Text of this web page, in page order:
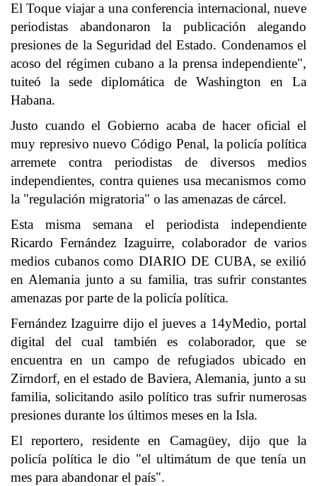
El Toque viajar a una conferencia internacional, nueve
periodistas abandonaron la publicación alegando
presiones de la Seguridad del Estado. Condenamos el
acoso del régimen cubano a la prensa independiente",
tuiteó la sede diplomática de Washington en La
Habana.
Justo cuando el Gobierno acaba de hacer oficial el
muy represivo nuevo Código Penal, la policía política
arremete contra periodistas de diversos medios
independientes, contra quienes usa mecanismos como
la "regulación migratoria" o las amenazas de cárcel.
Esta misma semana el periodista independiente
Ricardo Fernández Izaguirre, colaborador de varios
medios cubanos como DIARIO DE CUBA, se exilió
en Alemania junto a su familia, tras sufrir constantes
amenazas por parte de la policía política.
Fernández Izaguirre dijo el jueves a 14yMedio, portal
digital del cual también es colaborador, que se
encuentra en un campo de refugiados ubicado en
Zirndorf, en el estado de Baviera, Alemania, junto a su
familia, solicitando asilo político tras sufrir numerosas
presiones durante los últimos meses en la Isla.
El reportero, residente en Camagüey, dijo que la
policía política le dio "el ultimátum de que tenía un
mes para abandonar el país".